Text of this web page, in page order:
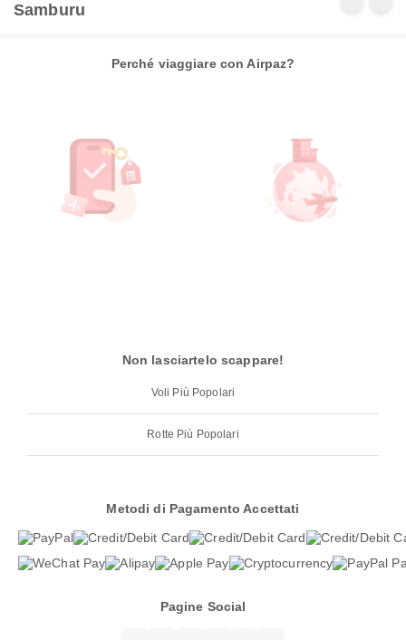
Samburu
Perché viaggiare con Airpaz?
Non lasciartelo scappare!
Voli Più Popolari
Rotte Più Popolari
Metodi di Pagamento Accettati
Pagine Social